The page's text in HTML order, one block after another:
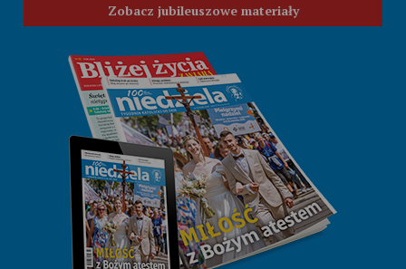
Zobacz jubileuszowe materiały